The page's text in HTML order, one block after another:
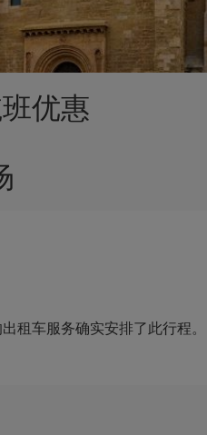
优惠
租车服务确实安排了此行程。